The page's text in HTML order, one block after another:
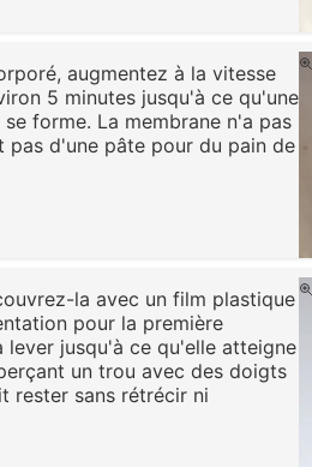
augmentez à la vitesse
5 minutes jusqu'à ce qu'une
forme. La membrane n'a pas
d'une pâte pour du pain de
la avec un film plastique
pour la première
lever jusqu'à ce qu'elle atteigne
un trou avec des doigts
rester sans rétrécir ni